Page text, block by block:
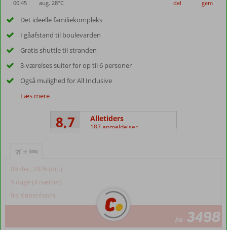
00:45 aug. 28°C del gem
Det ideelle familiekompleks
I gåafstand til boulevarden
Gratis shuttle til stranden
3-værelses suiter for op til 6 personer
Også mulighed for All Inclusive
Læs mere
8,7 Alletiders
187 anmeldelser
+
09 dec. 2026 (on.)
5 dage (4 nætter)
fra København
fra 3498